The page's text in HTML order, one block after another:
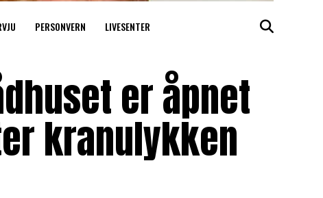
PERSONVERN LIVESENTER
er åpnet
kranulykken